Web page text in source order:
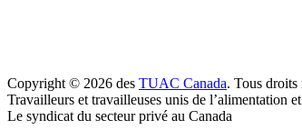
Copyright © 2026 des TUAC Canada. Tous droits
Travailleurs et travailleuses unis de l’alimentation
Le syndicat du secteur privé au Canada